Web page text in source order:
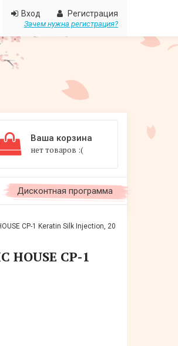
Вход Регистрация
Зачем нужна регистрация?
Ваша корзина
нет товаров :(
Дисконтная программа
СР-1 Keratin Silk Injection, 20
HOUSE СР-1